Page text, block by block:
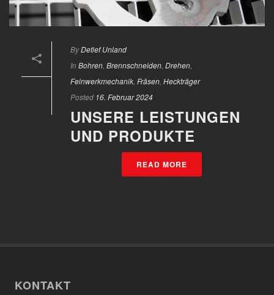
ByDetlef Unland
In Bohren Brennschneiden Drehen
Feinwerkmechanik Fräsen Heckträger
Posted 16. Februar 2024
UNSERE LEISTUNGEN
UND PRODUKTE
READ MORE
KONTAKT